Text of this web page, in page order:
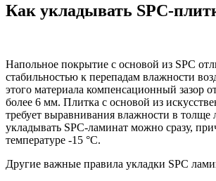
Как укладывать SPC-
Напольное покрытие с основой из SPC
стабильностью к перепадам влажности
этого материала компенсационный зазор
более 6 мм. Плитка с основой из
требует выравнивания влажности в
укладывать SPC-ламинат можно сразу,
температуре -15 °C.
Другие важные правила укладки SPC